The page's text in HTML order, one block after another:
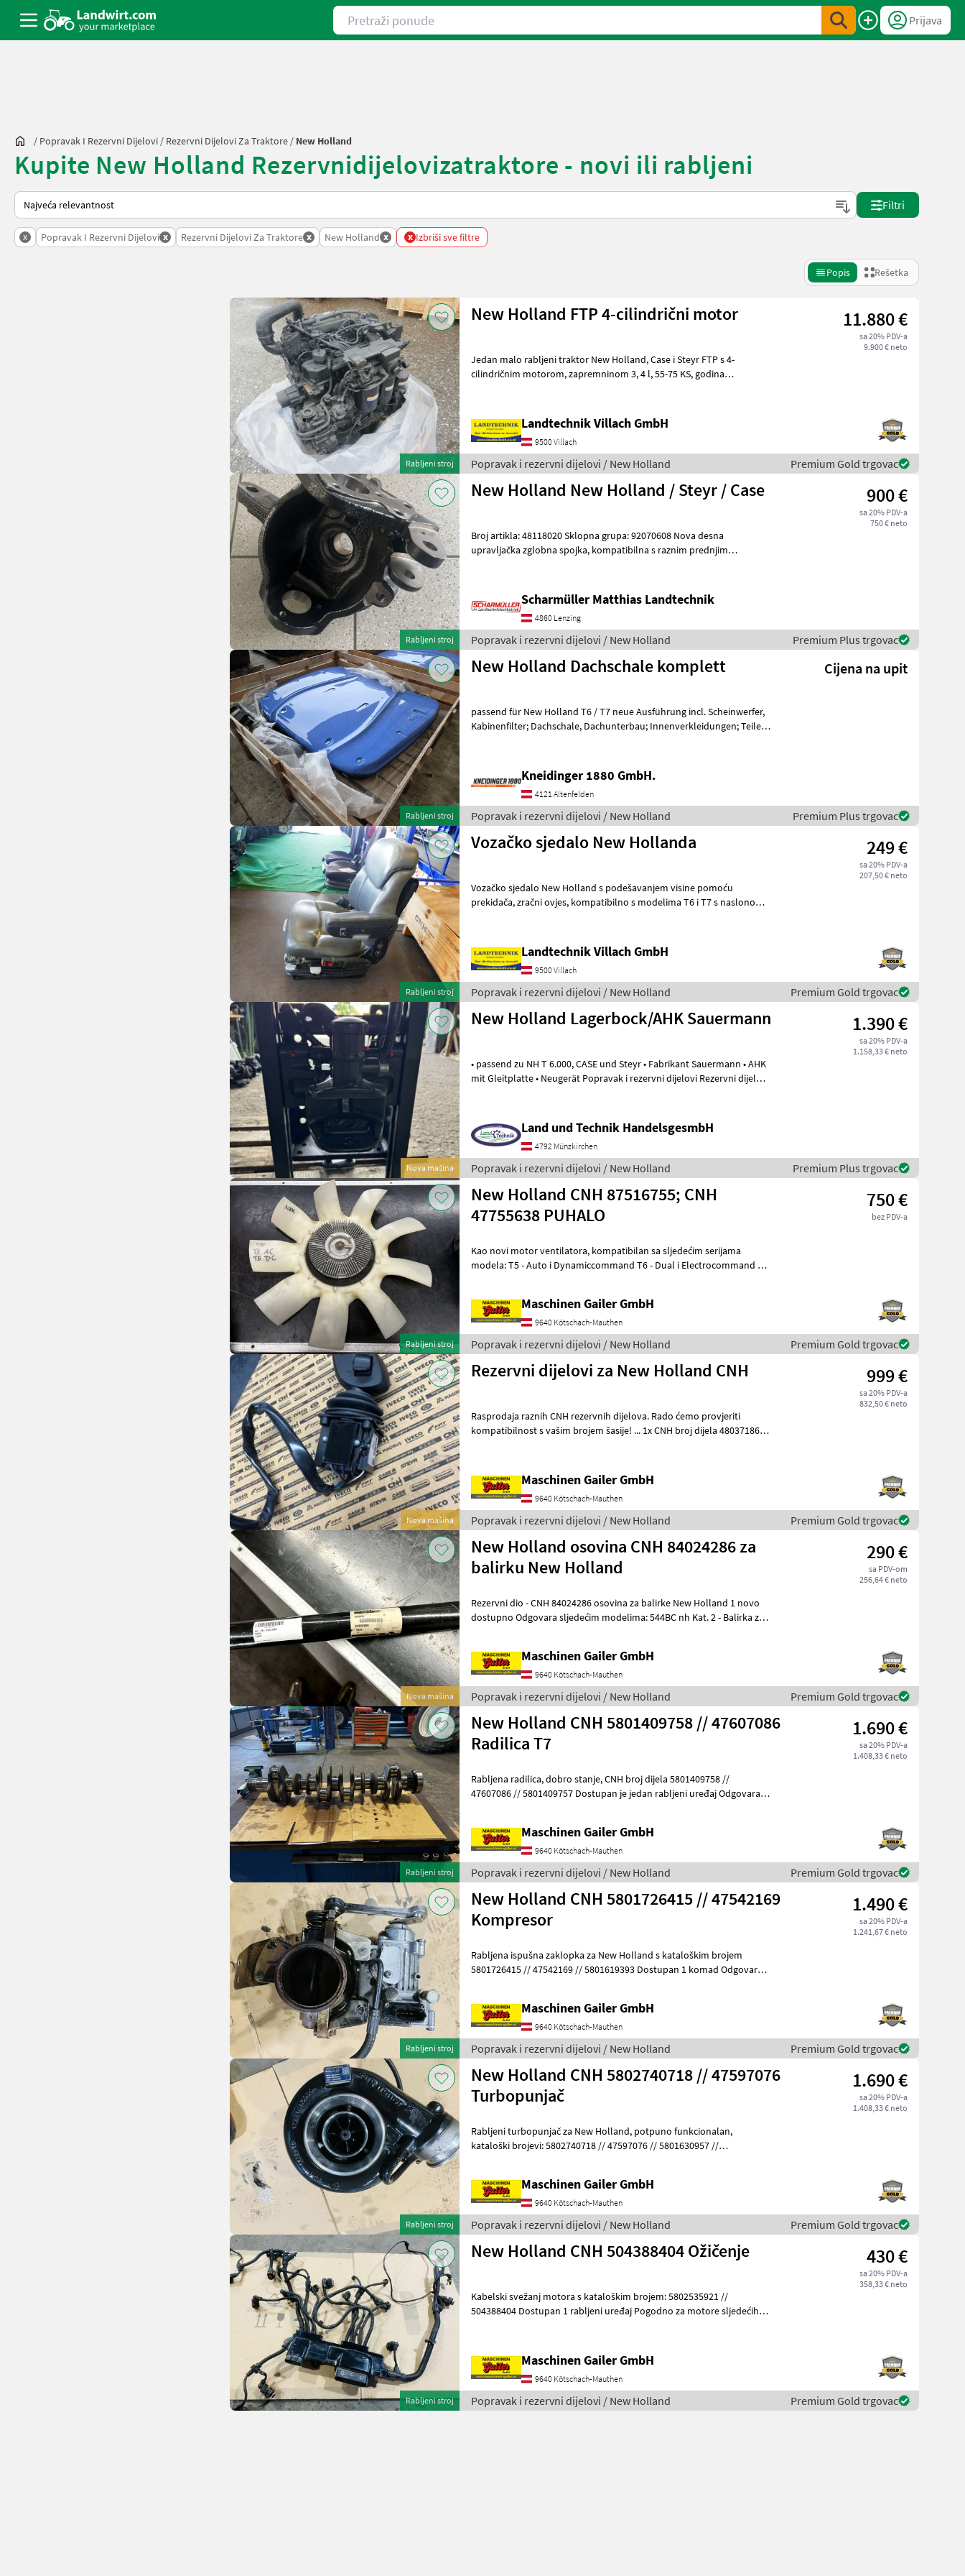
Pretraži ponude
Prijava
/ Popravak I Rezervni Dijelovi / Rezervni Dijelovi Za Traktore / New Holland
Kupite New Holland Rezervnidijelovizatraktore - novi ili rabljeni
Tako se sortira na Landwirt.com
Filtri
x Popravak I Rezervni Dijelovi x Rezervni Dijelovi Za Traktore x New Holland x x Izbriši sve filtre
Popis Rešetka
Rabljeni stroj
New Holland FTP 4-cilindrični motor 11.880 €
sa 20% PDV-a
9.900 € neto
Jedan malo rabljeni traktor New Holland, Case i Steyr FTP s 4-
cilindričnim motorom, zapremninom 3, 4 l, 55-75 KS, godina
Landtechnik Villach GmbH
9500 Villach
Popravak i rezervni dijelovi / New Holland Premium Gold trgovac
Rabljeni stroj
New Holland New Holland / Steyr / Case 900 €
sa 20% PDV-a
750 € neto
Broj artikla: 48118020 Sklopna grupa: 92070608 Nova desna
upravljačka zglobna spojka, kompatibilna s raznim prednjim
Scharmüller Matthias Landtechnik
4860 Lenzing
Popravak i rezervni dijelovi / New Holland Premium Plus trgovac
Rabljeni stroj
New Holland Dachschale komplett Cijena na upit
passend für New Holland T6 / T7 neue Ausführung incl. Scheinwerfer,
Kabinenfilter; Dachschale, Dachunterbau; Innenverkleidungen; Teile
Kneidinger 1880 GmbH.
4121 Altenfelden
Popravak i rezervni dijelovi / New Holland Premium Plus trgovac
Rabljeni stroj
Vozačko sjedalo New Hollanda 249 €
sa 20% PDV-a
207,50 € neto
Vozačko sjedalo New Holland s podešavanjem visine pomoću
prekidača, zračni ovjes, kompatibilno s modelima T6 i T7 s naslonom
Landtechnik Villach GmbH
9500 Villach
Popravak i rezervni dijelovi / New Holland Premium Gold trgovac
Nova mašina
New Holland Lagerbock/AHK Sauermann 1.390 €
sa 20% PDV-a
1.158,33 € neto
• passend zu NH T 6.000, CASE und Steyr • Fabrikant Sauermann • AHK
mit Gleitplatte • Neugerät Popravak i rezervni dijelovi Rezervni dijelovi
Land und Technik HandelsgesmbH
4792 Münzkirchen
Popravak i rezervni dijelovi / New Holland Premium Plus trgovac
Rabljeni stroj
New Holland CNH 87516755; CNH
47755638 PUHALO
750 €
bez PDV-a
Kao novi motor ventilatora, kompatibilan sa sljedećim serijama
modela: T5 - Auto i Dynamiccommand T6 - Dual i Electrocommand T6
Maschinen Gailer GmbH
9640 Kötschach-Mauthen
Popravak i rezervni dijelovi / New Holland Premium Gold trgovac
Nova mašina
Rezervni dijelovi za New Holland CNH 999 €
sa 20% PDV-a
832,50 € neto
Rasprodaja raznih CNH rezervnih dijelova. Rado ćemo provjeriti
kompatibilnost s vašim brojem šasije! ... 1x CNH broj dijela 48037186
Maschinen Gailer GmbH
9640 Kötschach-Mauthen
Popravak i rezervni dijelovi / New Holland Premium Gold trgovac
Nova mašina
New Holland osovina CNH 84024286 za
balirku New Holland
290 €
sa PDV-om
256,64 € neto
Rezervni dio - CNH 84024286 osovina za balirke New Holland 1 novo
dostupno Odgovara sljedećim modelima: 544BC nh Kat. 2 - Balirka za
Maschinen Gailer GmbH
9640 Kötschach-Mauthen
Popravak i rezervni dijelovi / New Holland Premium Gold trgovac
Rabljeni stroj
New Holland CNH 5801409758 // 47607086
Radilica T7
1.690 €
sa 20% PDV-a
1.408,33 € neto
Rabljena radilica, dobro stanje, CNH broj dijela 5801409758 //
47607086 // 5801409757 Dostupan je jedan rabljeni uređaj Odgovara
Maschinen Gailer GmbH
9640 Kötschach-Mauthen
Popravak i rezervni dijelovi / New Holland Premium Gold trgovac
Rabljeni stroj
New Holland CNH 5801726415 // 47542169
Kompresor
1.490 €
sa 20% PDV-a
1.241,67 € neto
Rabljena ispušna zaklopka za New Holland s kataloškim brojem
5801726415 // 47542169 // 5801619393 Dostupan 1 komad Odgovara
Maschinen Gailer GmbH
9640 Kötschach-Mauthen
Popravak i rezervni dijelovi / New Holland Premium Gold trgovac
Rabljeni stroj
New Holland CNH 5802740718 // 47597076
Turbopunjač
1.690 €
sa 20% PDV-a
1.408,33 € neto
Rabljeni turbopunjač za New Holland, potpuno funkcionalan,
kataloški brojevi: 5802740718 // 47597076 // 5801630957 //
Maschinen Gailer GmbH
9640 Kötschach-Mauthen
Popravak i rezervni dijelovi / New Holland Premium Gold trgovac
Rabljeni stroj
New Holland CNH 504388404 Ožičenje 430 €
sa 20% PDV-a
358,33 € neto
Kabelski svežanj motora s kataloškim brojem: 5802535921 //
504388404 Dostupan 1 rabljeni uređaj Pogodno za motore sljedećih
Maschinen Gailer GmbH
9640 Kötschach-Mauthen
Popravak i rezervni dijelovi / New Holland Premium Gold trgovac